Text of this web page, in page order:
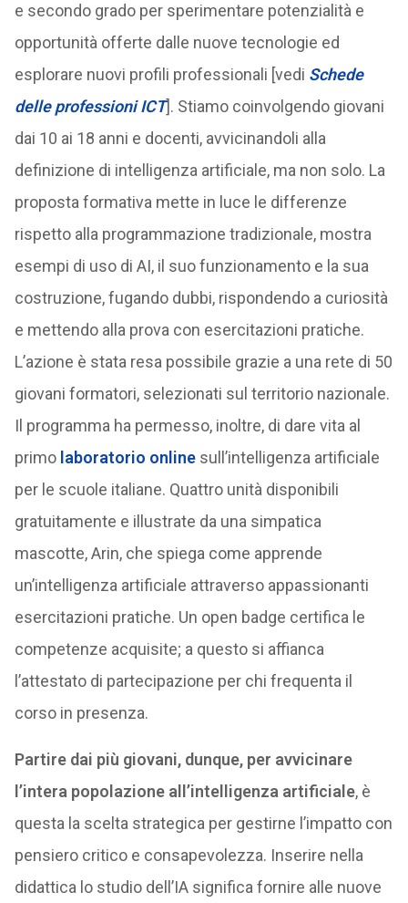
e secondo grado per sperimentare potenzialità e
opportunità offerte dalle nuove tecnologie ed
esplorare nuovi profili professionali [vedi Schede
delle professioni ICT]. Stiamo coinvolgendo giovani
dai 10 ai 18 anni e docenti, avvicinandoli alla
definizione di intelligenza artificiale, ma non solo. La
proposta formativa mette in luce le differenze
rispetto alla programmazione tradizionale, mostra
esempi di uso di AI, il suo funzionamento e la sua
costruzione, fugando dubbi, rispondendo a curiosità
e mettendo alla prova con esercitazioni pratiche.
L’azione è stata resa possibile grazie a una rete di 50
giovani formatori, selezionati sul territorio nazionale.
Il programma ha permesso, inoltre, di dare vita al
primo laboratorio onlinesull’intelligenza artificiale
per le scuole italiane. Quattro unità disponibili
gratuitamente e illustrate da una simpatica
mascotte, Arin, che spiega come apprende
un’intelligenza artificiale attraverso appassionanti
esercitazioni pratiche. Un open badge certifica le
competenze acquisite; a questo si affianca
l’attestato di partecipazione per chi frequenta il
corso in presenza.
Partire dai più giovani, dunque, per avvicinare
l’intera popolazione all’intelligenza artificiale, è
questa la scelta strategica per gestirne l’impatto con
pensiero critico e consapevolezza. Inserire nella
didattica lo studio dell’IA significa fornire alle nuove